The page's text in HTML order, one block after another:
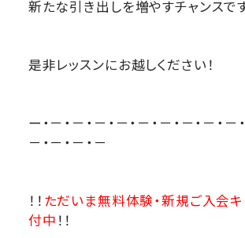
新たな引き出しを増やすチャンス
是非レッスンにお越しください！
ー・－・－・－・－・－・－・－・－・－
－・－・－・－
！！ ただいま無料体験・新規ご入会
付中 ！！